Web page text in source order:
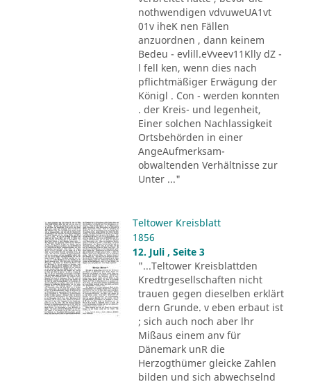
nothwendigen vdvuweUA1vt
01v iheK nen Fällen
anzuordnen , dann keinem
Bedeu - evlill.eVveev11Klly dZ -
l fell ken, wenn dies nach
pflichtmäßiger Erwägung der
Königl . Con - werden konnten
. der Kreis- und legenheit,
Einer solchen Nachlassigkeit
Ortsbehörden in einer
AngeAufmerksam-
obwaltenden Verhältnisse zur
Unter ..."
Teltower Kreisblatt
1856
12. Juli , Seite 3
"...Teltower Kreisblattden
Kredtrgesellschaften nicht
trauen gegen dieselben erklärt
dern Grunde. v eben erbaut ist
; sich auch noch aber lhr
Mißaus einem anv für
Dänemark unR die
Herzogthümer gleicke Zahlen
bilden und sich abwechselnd